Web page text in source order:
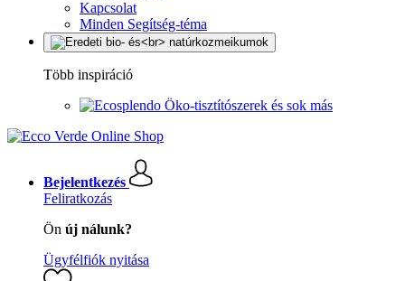
Kapcsolat
Minden Segítség-téma
Több inspiráció
Öko-tisztítószerek és sok más
Bejelentkezés
Feliratkozás
Ön új nálunk?
Ügyfélfiók nyitása